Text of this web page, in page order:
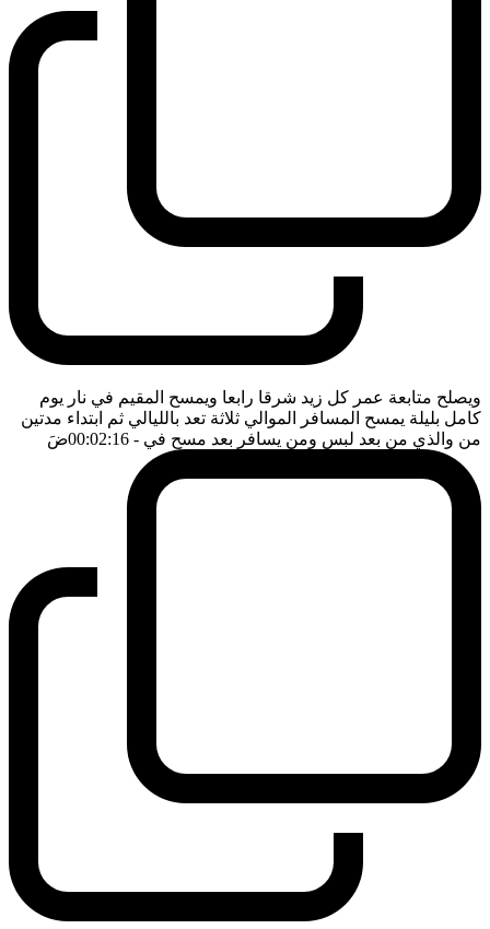
ويصلح متابعة عمر كل زيد شرقا رابعا ويمسح المقيم في نار يوم
كامل بليلة يمسح المسافر الموالي ثلاثة تعد بالليالي ثم ابتداء مدتين
من والذي من بعد لبس ومن يسافر بعد مسح في - 00:02:16 ضَ